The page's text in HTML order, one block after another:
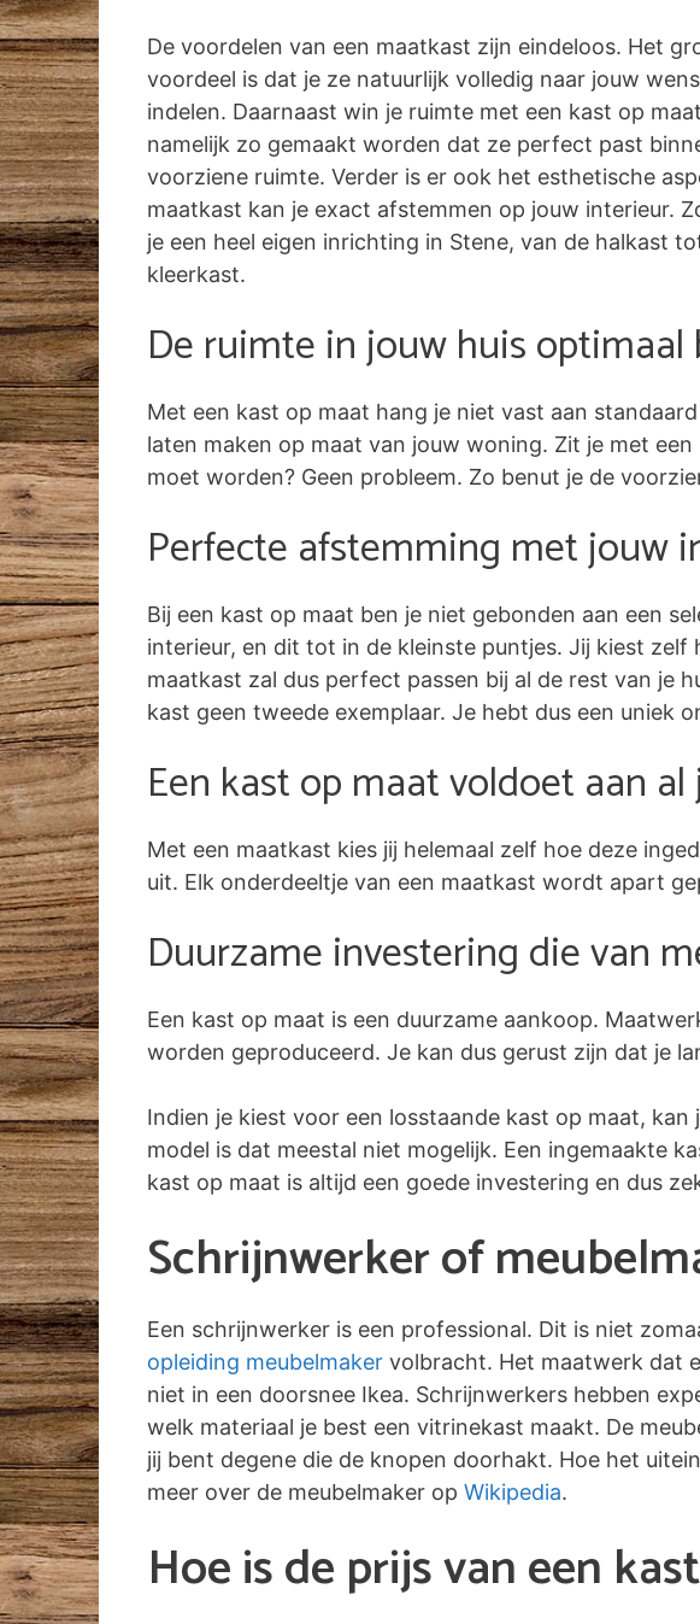
De voordelen van een maatkast zijn eindeloos. Het
voordeel is dat je ze natuurlijk volledig naar jouw
indelen. Daarnaast win je ruimte met een kast op
namelijk zo gemaakt worden dat ze perfect past
voorziene ruimte. Verder is er ook het esthetische
maatkast kan je exact afstemmen op jouw interieur.
je een heel eigen inrichting in Stene, van de halkast
kleerkast.
De ruimte in jouw huis
Met een kast op maat hang je niet vast aan
laten maken op maat van jouw woning. Zit je met
moet worden? Geen probleem. Zo benut je de
Perfecte afstemming met jouw
Bij een kast op maat ben je niet gebonden aan een
interieur, en dit tot in de kleinste puntjes. Jij kiest
maatkast zal dus perfect passen bij al de rest van je
kast geen tweede exemplaar. Je hebt dus een uniek
Een kast op maat voldoet aan
Met een maatkast kies jij helemaal zelf hoe deze
uit. Elk onderdeeltje van een maatkast wordt apart
Duurzame investering die van
Een kast op maat is een duurzame aankoop.
worden geproduceerd. Je kan dus gerust zijn dat je
Indien je kiest voor een losstaande kast op maat,
model is dat meestal niet mogelijk. Een ingemaakte
kast op maat is altijd een goede investering en dus
Schrijnwerker of
Een schrijnwerker is een professional. Dit is niet
opleiding meubelmaker volbracht. Het maatwerk dat
niet in een doorsnee Ikea. Schrijnwerkers hebben
welk materiaal je best een vitrinekast maakt. De
jij bent degene die de knopen doorhakt. Hoe het
meer over de meubelmaker op Wikipedia.
Hoe is de prijs van een